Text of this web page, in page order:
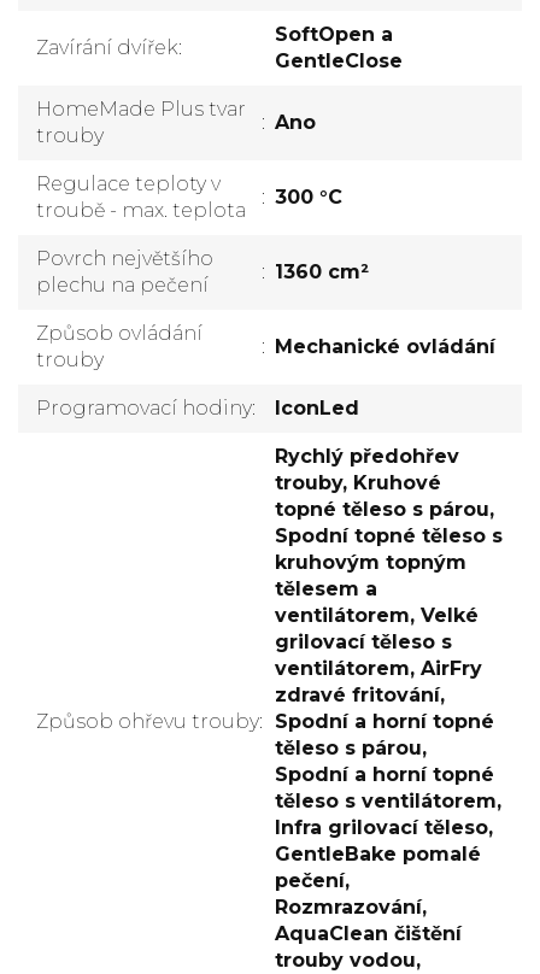
Zavírání dvířek:
SoftOpen a
GentleClose
HomeMade Plus tvar
trouby
: Ano
Regulace teploty v
troubě - max. teplota
: 300 °C
Povrch největšího
plechu na pečení
: 1360 cm²
Způsob ovládání
trouby
: Mechanické ovládání
Programovací hodiny: IconLed
Způsob ohřevu trouby:
Rychlý předohřev
trouby, Kruhové
topné těleso s párou,
Spodní topné těleso s
kruhovým topným
tělesem a
ventilátorem, Velké
grilovací těleso s
ventilátorem, AirFry
zdravé fritování,
Spodní a horní topné
těleso s párou,
Spodní a horní topné
těleso s ventilátorem,
Infra grilovací těleso,
GentleBake pomalé
pečení,
Rozmrazování,
AquaClean čištění
trouby vodou,